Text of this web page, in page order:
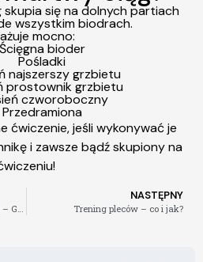
skupia się na dolnych partiach
wszystkim biodrach.
mocno:
Ścięgna bioder
Pośladki
najszerszy grzbietu
prostownik grzbietu
czworoboczny
Przedramiona
ćwiczenie, jeśli wykonywać je
i zawsze bądź skupiony na
NASTĘPNY
Trening pleców – co i jak?